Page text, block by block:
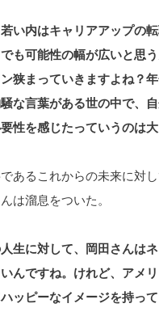
若い内はキャリアアップの
も可能性の幅が広いと思
狭まっていきますよね？
な言葉がある世の中で、
性を感じたっていうのは大
あるこれからの未来に対
は溜息をついた。
人生に対して、岡田さんは
んですね。けれど、アメ
ッピーなイメージを持っ